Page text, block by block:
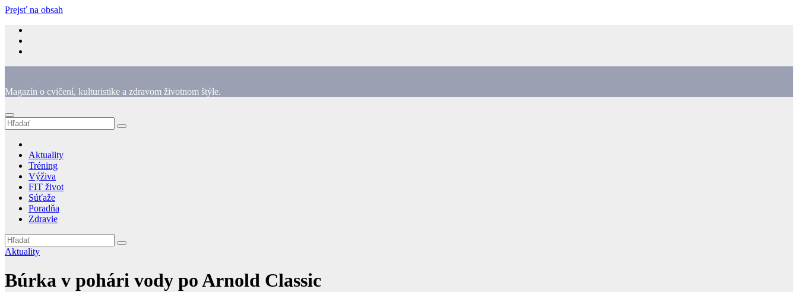
Prejsť na obsah
Magazín o cvičení, kulturistike a zdravom životnom štýle.
Aktuality
Tréning
Výživa
FIT život
Súťaže
Poradňa
Zdravie
Aktuality
Búrka v pohári vody po Arnold Classic